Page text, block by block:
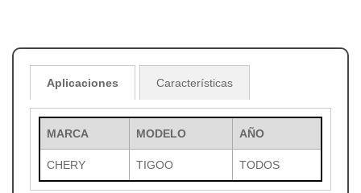
Aplicaciones Características
MARCA MODELO AÑO
CHERY TIGOO TODOS